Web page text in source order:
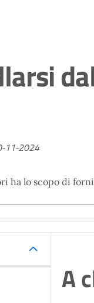
11-2024
ha lo scopo di
A